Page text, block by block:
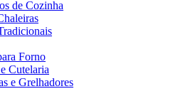
de Cozinha
Forno
Cutelaria
e Grelhadores